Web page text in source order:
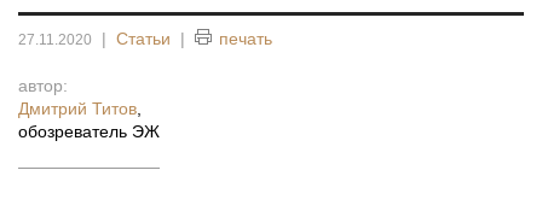
27.11.2020 | Статьи | печать
автор:
Дмитрий Титов
обозреватель ЭЖ